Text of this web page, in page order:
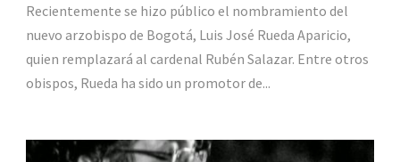
Recientemente se hizo público el nombramiento del
nuevo arzobispo de Bogotá, Luis José Rueda Aparicio,
quien remplazará al cardenal Rubén Salazar. Entre otros
obispos, Rueda ha sido un promotor de...